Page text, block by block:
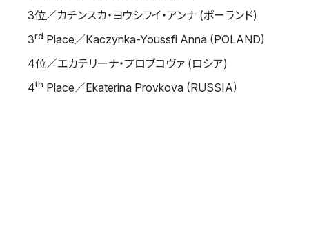
3位／カチンスカ・ヨウシフイ・アンナ (ポーランド)
3rd Place／Kaczynka-Youssfi Anna (POLAND)
4位／エカテリーナ・プロブコヴァ (ロシア)
4th Place／Ekaterina Provkova (RUSSIA)